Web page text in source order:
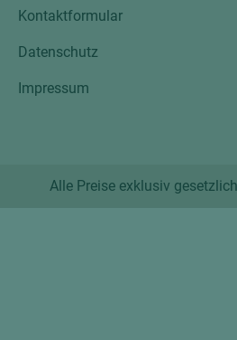
Kontaktformular
Datenschutz
Impressum
Alle Preise exklusiv